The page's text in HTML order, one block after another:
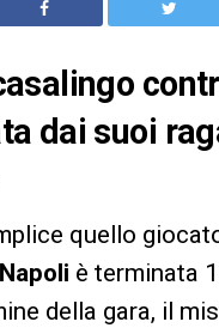
dai suoi
quello
Napoli è terminata
della gara, il